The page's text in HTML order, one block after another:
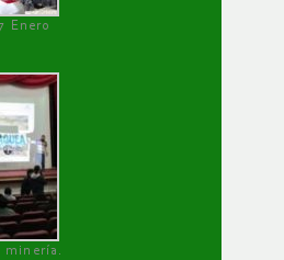
Enero
minería.